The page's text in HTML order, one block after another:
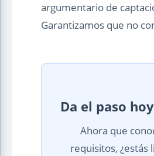
argumentario de
Garantizamos que no
Da el paso
Ahora que
requisitos, ¿estás